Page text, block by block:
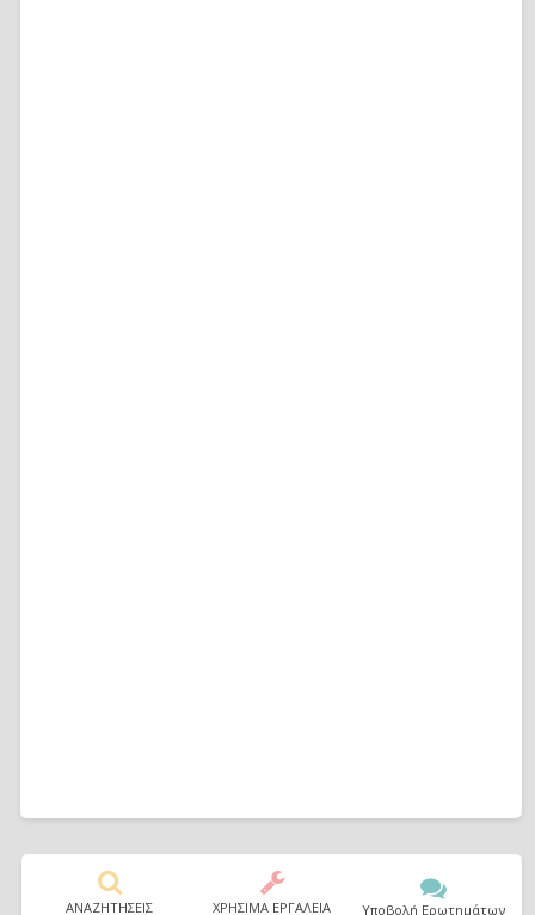
ΑΝΑΖΗΤΗΣΕΙΣ ΧΡΗΣΙΜΑ ΕΡΓΑΛΕΙΑ Υποβολή Ερωτημάτων